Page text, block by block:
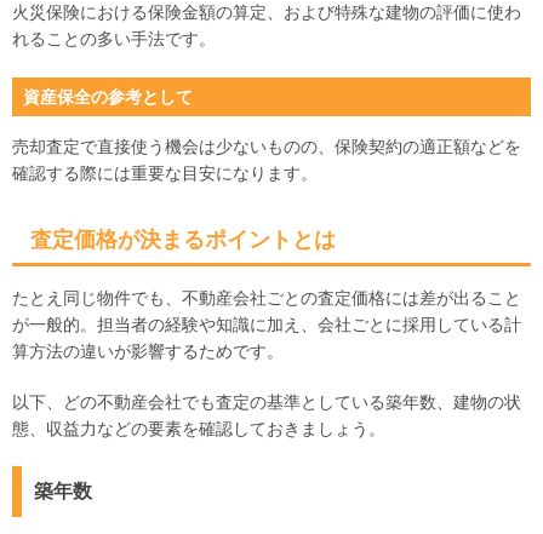
火災保険における保険金額の算定、および特殊な建物の評価に使わ
れることの多い手法です。
資産保全の参考として
売却査定で直接使う機会は少ないものの、保険契約の適正額などを
確認する際には重要な目安になります。
査定価格が決まるポイントとは
たとえ同じ物件でも、不動産会社ごとの査定価格には差が出ること
が一般的。担当者の経験や知識に加え、会社ごとに採用している計
算方法の違いが影響するためです。
以下、どの不動産会社でも査定の基準としている築年数、建物の状
態、収益力などの要素を確認しておきましょう。
築年数